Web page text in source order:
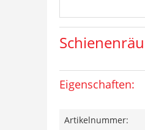
Eigenschaften:
Artikelnummer: